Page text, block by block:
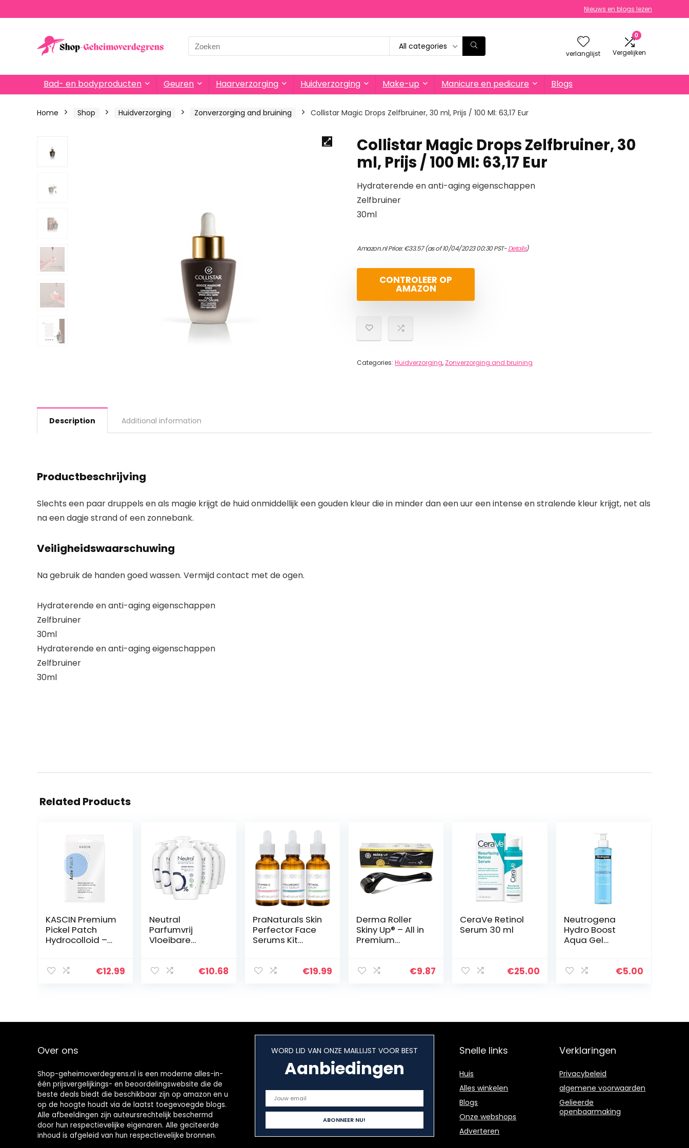
Nieuws en blogs lezen
Search
for:
All categories
verlanglijst
0
Vergelijken
Bad- en bodyproducten Geuren Haarverzorging Huidverzorging Make-up Manicure en pedicure Blogs
Home Shop Huidverzorging Zonverzorging and bruining Collistar Magic Drops Zelfbruiner, 30 ml, Prijs / 100 Ml: 63,17 Eur
Collistar Magic Drops Zelfbruiner, 30
ml, Prijs / 100 Ml: 63,17 Eur
Hydraterende en anti-aging eigenschappen
Zelfbruiner
30ml
Amazon.nl Price:€33.57(as of 10/04/2023 00:30 PST-Details)
CONTROLEER OP
AMAZON
Categories: Huidverzorging, Zonverzorging and bruining
Description Additional information
Productbeschrijving
Slechts een paar druppels en als magie krijgt de huid onmiddellijk een gouden kleur die in minder dan een uur een intense en stralende kleur krijgt, net als
na een dagje strand of een zonnebank.
Veiligheidswaarschuwing
Na gebruik de handen goed wassen. Vermijd contact met de ogen.
Hydraterende en anti-aging eigenschappen
Zelfbruiner
30ml
Hydraterende en anti-aging eigenschappen
Zelfbruiner
30ml
Related Products
KASCIN Premium
Pickel Patch
Hydrocolloid –
– Pimple Acne
€12.99
Neutral
Parfumvrij
Vloeibare
speciaal
€10.68
PraNaturals Skin
Perfector Face
Serums Kit
Retinol &
€19.99
Derma Roller
Skiny Up® – All in
Premium
Good Sizes for
€9.87
CeraVe Retinol
Serum 30 ml
€25.00
Neutrogena
Hydro Boost
Aqua Gel
hydraterende
€5.00
Over ons
Shop-geheimoverdegrens.nl is een moderne alles-in-
één prijsvergelijkings- en beoordelingswebsite die de
beste deals biedt die beschikbaar zijn op amazon en u
op de hoogte houdt via de laatst toegevoegde blogs.
Alle afbeeldingen zijn auteursrechtelijk beschermd
door hun respectievelijke eigenaren. Alle geciteerde
inhoud is afgeleid van hun respectievelijke bronnen.
WORD LID VAN ONZE MAILLIJST VOOR BEST
Aanbiedingen
Snelle links
Huis
Alles winkelen
Blogs
Onze webshops
Adverteren
Verklaringen
Privacybeleid
algemene voorwaarden
Gelieerde
openbaarmaking